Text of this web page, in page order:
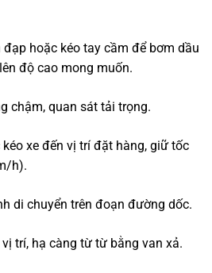
hoặc kéo tay cầm để bơm dầu
độ cao mong muốn.
chậm, quan sát tải trọng.
xe đến vị trí đặt hàng, giữ tốc
h).
di chuyển trên đoạn đường dốc.
trí, hạ càng từ từ bằng van xả.